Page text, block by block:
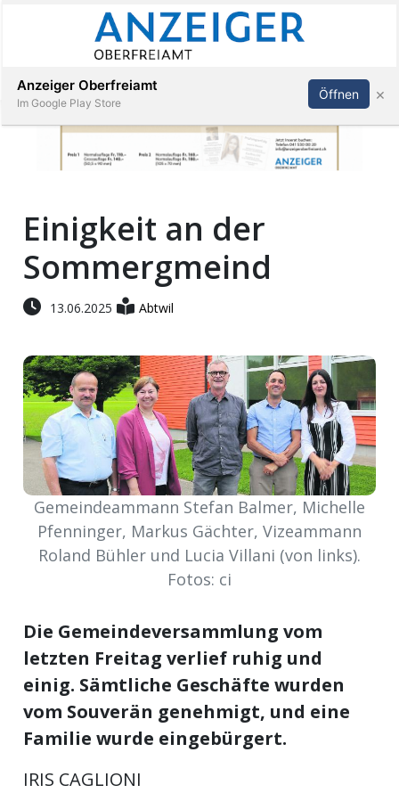
Veranstaltungen
Stellen
App
Auw
offizielle
Mitteilungen
Abonnieren Anmelden
Einigkeit an der
Sommergmeind
13.06.2025 Abtwil
Gemeindeammann Stefan Balmer, Michelle
Pfenninger, Markus Gächter, Vizeammann
Roland Bühler und Lucia Villani (von links).
Fotos: ci
Die Gemeindeversammlung vom
letzten Freitag verlief ruhig und
einig. Sämtliche Geschäfte wurden
vom Souverän genehmigt, und eine
Familie wurde eingebürgert.
IRIS CAGLIONI
Anzeiger Oberfreiamt
Im Google Play Store
Öffnen ×